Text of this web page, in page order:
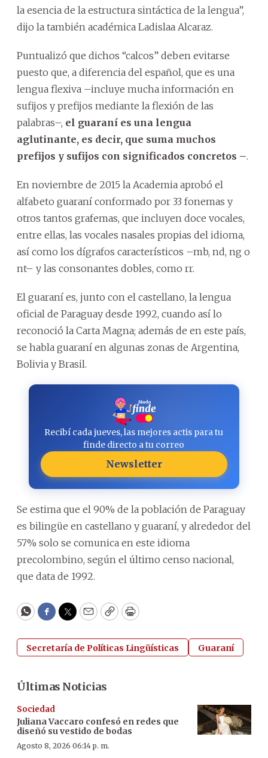
la esencia de la estructura sintáctica de la lengua”,
dijo la también académica Ladislaa Alcaraz.
Puntualizó que dichos “calcos” deben evitarse
puesto que, a diferencia del español, que es una
lengua flexiva –incluye mucha información en
sufijos y prefijos mediante la flexión de las
palabras–, el guaraní es una lengua
aglutinante, es decir, que suma muchos
prefijos y sufijos con significados concretos –.
En noviembre de 2015 la Academia aprobó el
alfabeto guaraní conformado por 33 fonemas y
otros tantos grafemas, que incluyen doce vocales,
entre ellas, las vocales nasales propias del idioma,
así como los dígrafos característicos –mb, nd, ng o
nt– y las consonantes dobles, como rr.
El guaraní es, junto con el castellano, la lengua
oficial de Paraguay desde 1992, cuando así lo
reconoció la Carta Magna; además de en este país,
se habla guaraní en algunas zonas de Argentina,
Bolivia y Brasil.
Recibí cada jueves, las mejores actis para tu
finde directo a tu correo
Newsletter
Se estima que el 90% de la población de Paraguay
es bilingüe en castellano y guaraní, y alrededor del
57% solo se comunica en este idioma
precolombino, según el último censo nacional,
que data de 1992.
WhatsApp
Facebook
Twitter
EmailCopyPrint
Secretaría de Políticas Lingüísticas Guaraní
Últimas Noticias
Sociedad
Juliana Vaccaro confesó en redes que
diseñó su vestido de bodas
Agosto 8, 2026 06:14 p. m.